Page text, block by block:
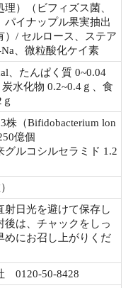
）（ビフィズス菌、
パイナップル果実抽出
）/ セルロース、ステア
、微粒酸化ケイ素
、たんぱく質 0~0.04
水化物 0.2~0.4ｇ、食
株（Bifidobacterium lon
億個
グルコシルセラミド 1.2
射日光を避けて保存し
後は、チャックをしっ
めにお召し上がりくだ
0120-50-8428